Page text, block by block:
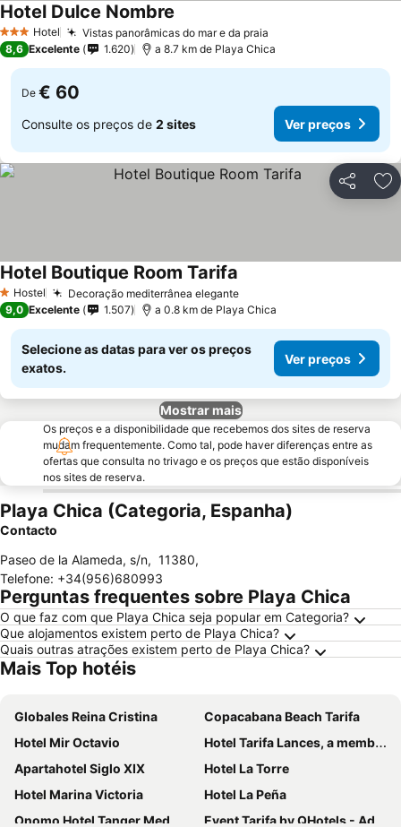
3 EstrelasHotel Vistas panorâmicas do mar e da praia
Hotel Dulce Nombre
8,6 Excelente 1.620 a 8.7 km de Playa Chica
De € 60
Consulte os preços de 2 sites Ver preços
Partilhar
1 Estrelas
Hostel Decoração mediterrânea elegante
Hotel Boutique Room Tarifa
9,0 Excelente 1.507 a 0.8 km de Playa Chica
Selecione as datas para ver os preços
exatos.
Ver preços
Mostrar mais
Os preços e a disponibilidade que recebemos dos sites de reserva
mudam frequentemente. Como tal, pode haver diferenças entre as
ofertas que consulta no trivago e os preços que estão disponíveis
nos sites de reserva.
Playa Chica (Categoria, Espanha)
Contacto
Paseo de la Alameda, s/n, 11380,
Telefone: +34(956)680993
Perguntas frequentes sobre Playa Chica
O que faz com que Playa Chica seja popular em Categoria?
Que alojamentos existem perto de Playa Chica?
Quais outras atrações existem perto de Playa Chica?
Mais Top hotéis
Globales Reina Cristina
Copacabana Beach Tarifa
Hotel Mir Octavio
Hotel Tarifa Lances, a member of Radisson Individuals
Apartahotel Siglo XIX
Hotel La Torre
Hotel Marina Victoria
Hotel La Peña
Onomo Hotel Tanger Med
Event Tarifa by QHotels - Adults Recommended